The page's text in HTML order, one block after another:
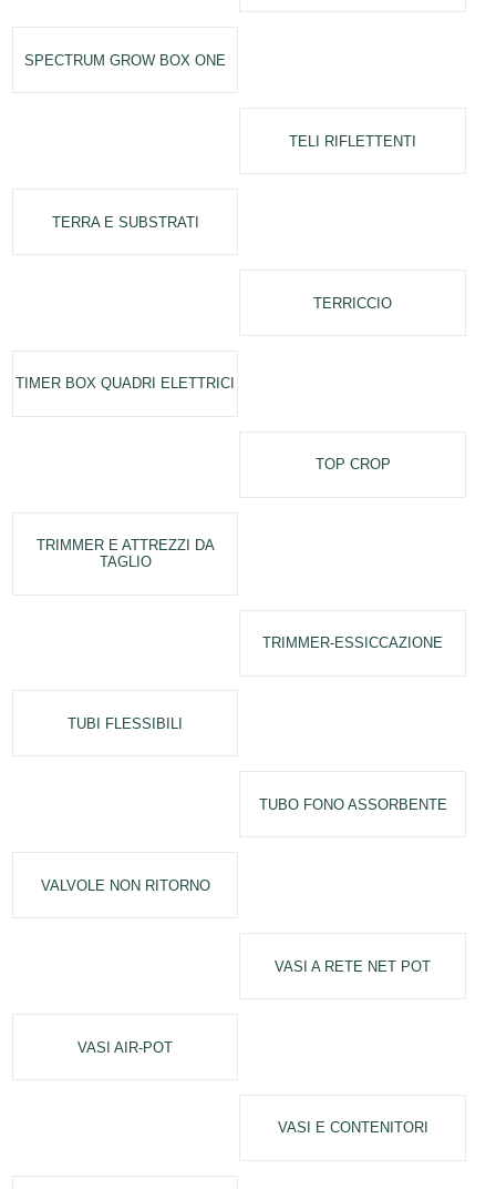
SPECTRUM GROW BOX ONE
TELI RIFLETTENTI
TERRA E SUBSTRATI
TERRICCIO
TIMER BOX QUADRI ELETTRICI
TOP CROP
TRIMMER E ATTREZZI DA
TAGLIO
TRIMMER-ESSICCAZIONE
TUBI FLESSIBILI
TUBO FONO ASSORBENTE
VALVOLE NON RITORNO
VASI A RETE NET POT
VASI AIR-POT
VASI E CONTENITORI